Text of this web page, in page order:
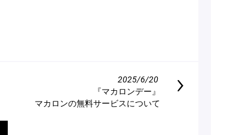
2025/6/20
『マカロンデー』
マカロンの無料サービスについて